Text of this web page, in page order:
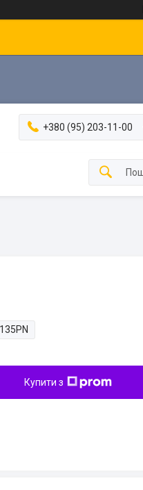
+380 (95) 203-11-00
Купити з